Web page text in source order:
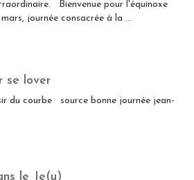
Bienvenue pour l'équinoxe
journée consacrée à la ...
se lover
du courbe source bonne journée jean-
le Je(u)